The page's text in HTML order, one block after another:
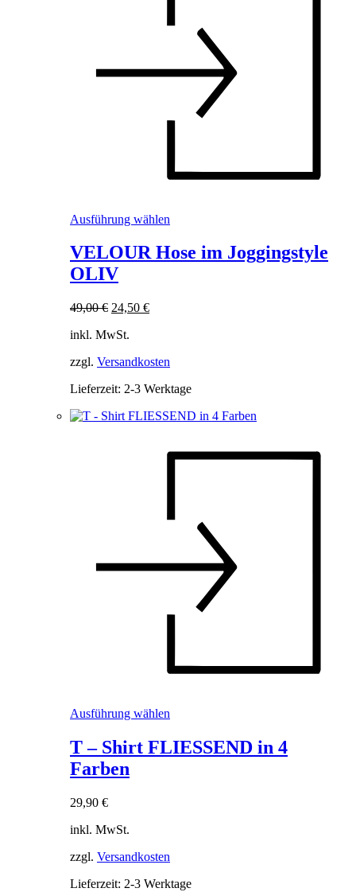
Ausführung wählen
weist
mehrere
gewählt
VELOUR Hose im Joggingstyle
OLIV
49,00€ Ursprünglicher
war:
24,50 €Aktueller
inkl. MwSt.
zzgl. Versandkosten
Lieferzeit: 2-3 Werktage
Ausführung wählen
weist
mehrere
gewählt
T – Shirt FLIESSEND in 4
Farben
29,90 €
inkl. MwSt.
zzgl. Versandkosten
Lieferzeit: 2-3 Werktage